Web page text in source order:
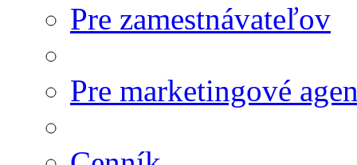
Pre zamestnávateľov
Pre marketingové